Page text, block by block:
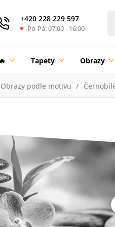
+420 228 229 597
Po-Pá: 07:00 - 16:00
Tapety Obrazy
Obrazy podle motivu